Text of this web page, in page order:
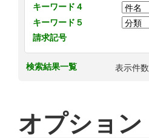
キーワード４
キーワード５
請求記号
検索結果一覧 表示件数
オプション